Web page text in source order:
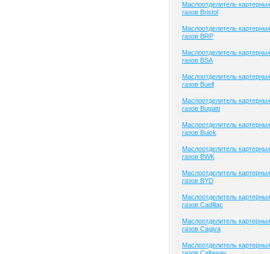
Маслоотделитель
газов Bristol
Маслоотделитель
газов BRP
Маслоотделитель
газов BSA
Маслоотделитель
газов Buell
Маслоотделитель
газов Bugatti
Маслоотделитель
газов Buick
Маслоотделитель
газов BWK
Маслоотделитель
газов BYD
Маслоотделитель
газов Cadillac
Маслоотделитель
газов Cagiva
Маслоотделитель